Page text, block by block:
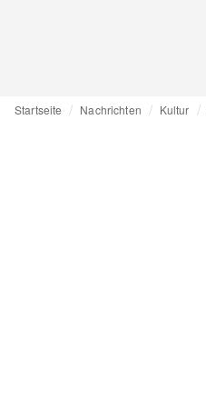
Startseite Nachrichten Kultur